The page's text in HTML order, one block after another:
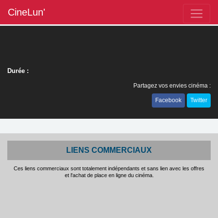
CineLun'
Durée :
Partagez vos envies cinéma :
Facebook Twitter
LIENS COMMERCIAUX
Ces liens commerciaux sont totalement indépendants et sans lien avec les offres
et l'achat de place en ligne du cinéma.